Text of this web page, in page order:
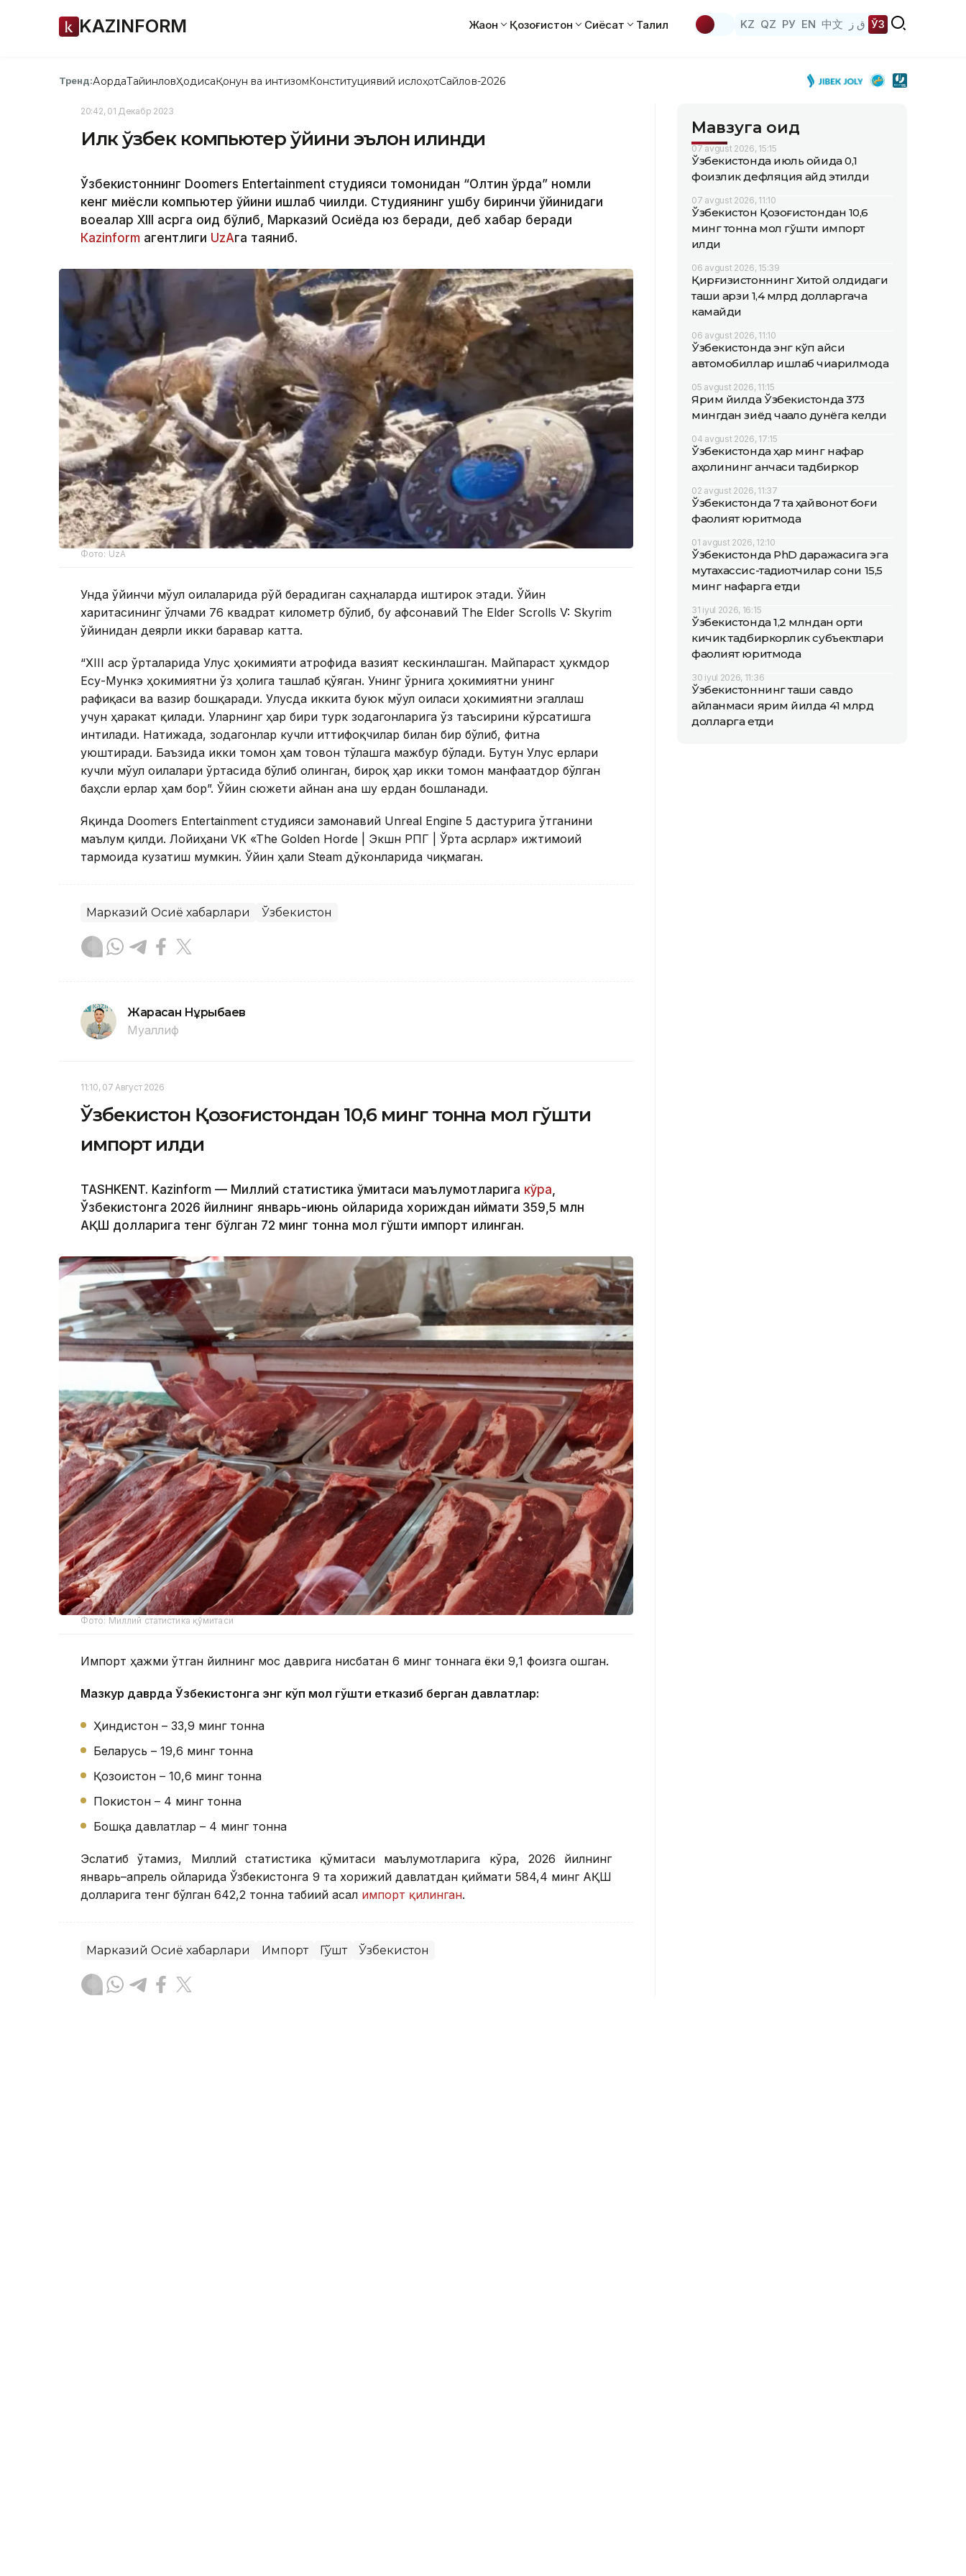
KAZINFORM Жаҳон Қозоғистон Сиёсат Таҳлил KZ QZ РУ EN 中文 ق ز ЎЗ
Тренд:АқордаТайинловҲодисаҚонун ва интизомКонституциявий ислоҳотСайлов-2026
20:42, 01 Декабр 2023
Илк ўзбек компьютер ўйини эълон қилинди
Ўзбекистоннинг Doomers Entertainment студияси томонидан “Олтин ўрда” номли
кенг миқёсли компьютер ўйини ишлаб чиқилди. Студиянинг ушбу биринчи ўйинидаги
воқеалар XIII асрга оид бўлиб, Марказий Осиёда юз беради, деб хабар беради
Каzinform агентлиги UzAга таяниб.
Фото: UzA
Унда ўйинчи мўғул оилаларида рўй берадиган саҳналарда иштирок этади. Ўйин
харитасининг ўлчами 76 квадрат километр бўлиб, бу афсонавий The Elder Scrolls V: Skyrim
ўйинидан деярли икки баравар катта.
“XIII аср ўрталарида Улус ҳокимияти атрофида вазият кескинлашган. Майпараст ҳукмдор
Есу-Мункэ ҳокимиятни ўз ҳолига ташлаб қўяган. Унинг ўрнига ҳокимиятни унинг
рафиқаси ва вазир бошқаради. Улусда иккита буюк мўғул оиласи ҳокимиятни эгаллаш
учун ҳаракат қилади. Уларнинг ҳар бири турк зодагонларига ўз таъсирини кўрсатишга
интилади. Натижада, зодагонлар кучли иттифоқчилар билан бир бўлиб, фитна
уюштиради. Баъзида икки томон ҳам товон тўлашга мажбур бўлади. Бутун Улус ерлари
кучли мўғул оилалари ўртасида бўлиб олинган, бироқ ҳар икки томон манфаатдор бўлган
баҳсли ерлар ҳам бор”. Ўйин сюжети айнан ана шу ердан бошланади.
Яқинда Doomers Entertainment студияси замонавий Unreal Engine 5 дастурига ўтганини
маълум қилди. Лойиҳани VK «The Golden Horde | Экшн РПГ | Ўрта асрлар» ижтимоий
тармоғида кузатиш мумкин. Ўйин ҳали Steam дўконларида чиқмаган.
Марказий Осиё хабарлари Ўзбекистон
Жарасқан Нұрыбаев
Муаллиф
11:10, 07 Август 2026
Ўзбекистон Қозоғистондан 10,6 минг тонна мол гўшти
импорт қилди
TASHKENT. Kazinform — Миллий статистика қўмитаси маълумотларига кўра
Ўзбекистонга 2026 йилнинг январь-июнь ойларида хориждан қиймати 359,5 млн
АҚШ долларига тенг бўлган 72 минг тонна мол гўшти импорт қилинган.
Фото: Миллий статистика қўмитаси
Импорт ҳажми ўтган йилнинг мос даврига нисбатан 6 минг тоннага ёки 9,1 фоизга ошган.
Мазкур даврда Ўзбекистонга энг кўп мол гўшти етказиб берган давлатлар:
Ҳиндистон – 33,9 минг тонна
Беларусь – 19,6 минг тонна
Қозоғистон – 10,6 минг тонна
Покистон – 4 минг тонна
Бошқа давлатлар – 4 минг тонна
Эслатиб ўтамиз, Миллий статистика қўмитаси маълумотларига кўра, 2026 йилнинг
январь–апрель ойларида Ўзбекистонга 9 та хорижий давлатдан қиймати 584,4 минг АҚШ
долларига тенг бўлган 642,2 тонна табиий асал импорт қилинган.
Марказий Осиё хабарлари Импорт Гўшт Ўзбекистон
Мавзуга оид
07 avgust 2026, 15:15
Ўзбекистонда июль ойида 0,1
фоизлик дефляция қайд этилди
07 avgust 2026, 11:10
Ўзбекистон Қозоғистондан 10,6
минг тонна мол гўшти импорт
қилди
06 avgust 2026, 15:39
Қирғизистоннинг Хитой олдидаги
ташқи қарзи 1,4 млрд долларгача
камайди
06 avgust 2026, 11:10
Ўзбекистонда энг кўп қайси
автомобиллар ишлаб чиқарилмоқда
05 avgust 2026, 11:15
Ярим йилда Ўзбекистонда 373
мингдан зиёд чақалоқ дунёга келди
04 avgust 2026, 17:15
Ўзбекистонда ҳар минг нафар
аҳолининг қанчаси тадбиркор
02 avgust 2026, 11:37
Ўзбекистонда 7 та ҳайвонот боғи
фаолият юритмоқда
01 avgust 2026, 12:10
Ўзбекистонда PhD даражасига эга
мутахассис-тадқиқотчилар сони 15,5
минг нафарга етди
31 iyul 2026, 16:15
Ўзбекистонда 1,2 млндан ортиқ
кичик тадбиркорлик субъектлари
фаолият юритмоқда
30 iyul 2026, 11:36
Ўзбекистоннинг ташқи савдо
айланмаси ярим йилда 41 млрд
долларга етди